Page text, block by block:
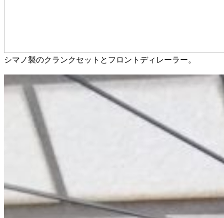
シマノ製のクランクセットとフロントディレーラー。